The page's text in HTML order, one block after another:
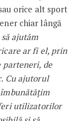
orice alt sport
chiar lângă
ajutăm
ar fi el, prin
de
Cu ajutorul
utilizatorilor